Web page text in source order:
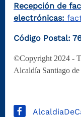
Recepción de
electrónicas:
Código Postal:
©Copyright 2024 -
Alcaldía Santiago